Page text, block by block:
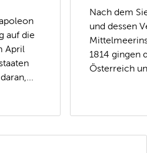
auf die
April
Nach dem
und dessen
1814 gingen
Österreich